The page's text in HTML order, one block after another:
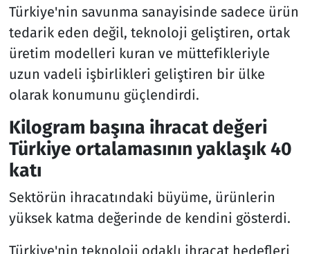
Türkiye'nin savunma sanayisinde sadece ürün
tedarik eden değil, teknoloji geliştiren, ortak
üretim modelleri kuran ve müttefikleriyle
uzun vadeli işbirlikleri geliştiren bir ülke
olarak konumunu güçlendirdi.
Kilogram başına ihracat değeri
Türkiye ortalamasının yaklaşık 40
katı
Sektörün ihracatındaki büyüme, ürünlerin
yüksek katma değerinde de kendini gösterdi.